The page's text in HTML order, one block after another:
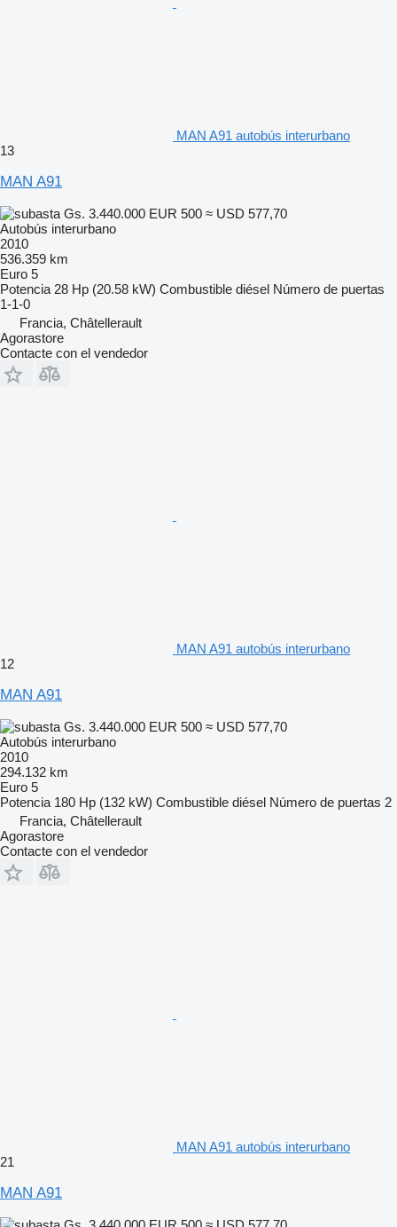
MAN A91 autobús interurbano
13
MAN A91
Gs. 3.440.000 EUR 500 ≈ USD 577,70
Autobús interurbano
2010
536.359 km
Euro 5
Potencia 28 Hp (20.58 kW) Combustible diésel Número de puertas
1-1-0
Francia, Châtellerault
Agorastore
Contacte con el vendedor
MAN A91 autobús interurbano
12
MAN A91
Gs. 3.440.000 EUR 500 ≈ USD 577,70
Autobús interurbano
2010
294.132 km
Euro 5
Potencia 180 Hp (132 kW) Combustible diésel Número de puertas 2
Francia, Châtellerault
Agorastore
Contacte con el vendedor
MAN A91 autobús interurbano
21
MAN A91